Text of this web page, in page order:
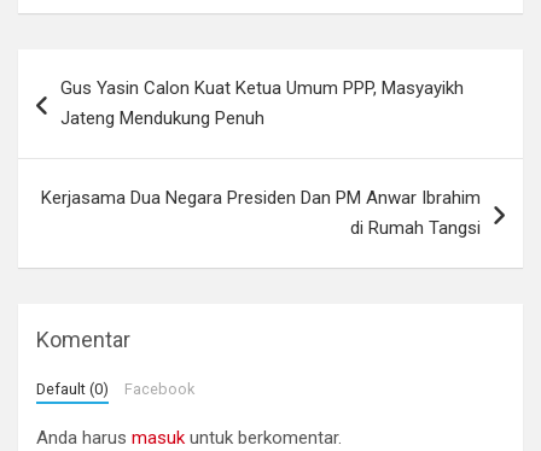
posGus Yasin Calon Kuat Ketua Umum PPP, Masyayikh
Jateng Mendukung Penuh
Kerjasama Dua Negara Presiden Dan PM Anwar Ibrahim
di Rumah Tangsi
Komentar
Default (0) Facebook
Anda harus masuk untuk berkomentar.